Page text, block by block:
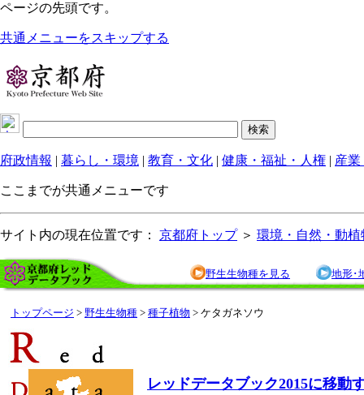
ページの先頭です。
共通メニューをスキップする
府政情報 | 暮らし・環境 | 教育・文化 | 健康・福祉・人権 | 産業
ここまでが共通メニューです
サイト内の現在位置です： 京都府トップ＞ 環境・自然・動植
野生生物種を見る 地形･
トップページ > 野生生物種 > 種子植物 > ケタガネソウ
レッドデータブック2015に移動